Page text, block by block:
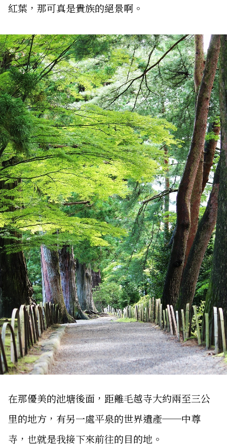
紅葉，那可真是貴族的絕景啊。
在那優美的池塘後面，距離毛越寺大約兩至三公
里的地方，有另一處平泉的世界遺產──中尊
寺，也就是我接下來前往的目的地。